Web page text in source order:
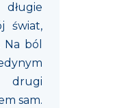
świat,
Na ból
drugi
sam.